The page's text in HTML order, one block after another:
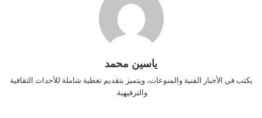
ياسين محمد
يكتب في الأخبار الفنية والمنوعات، ويتميز بتقديم تغطية شاملة للأحداث الثقافية
والترفيهية.